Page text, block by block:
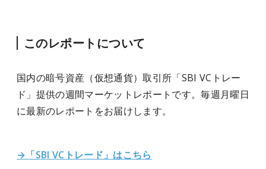
このレポートについて
国内の暗号資産（仮想通貨）取引所「SBI VCトレー
ド」提供の週間マーケットレポートです。毎週月曜日
に最新のレポートをお届けします。
→「SBI VCトレード」はこちら